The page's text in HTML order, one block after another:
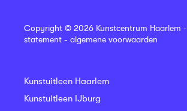
Copyright © 2026 Kunstcentrum Haarlem -
statement - algemene voorwaarden
Kunstuitleen Haarlem
Kunstuitleen IJburg